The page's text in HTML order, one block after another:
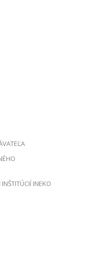
INEKO